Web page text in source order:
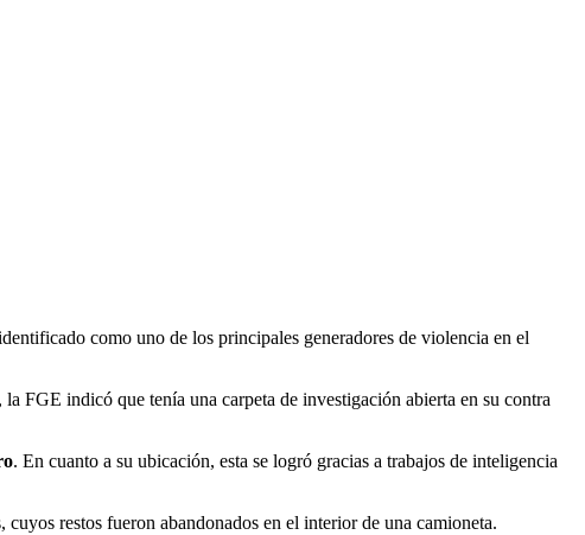
como uno de los principales generadores de violencia en el
FGE indicó que tenía una carpeta de investigación abierta en su contra
. En cuanto a su ubicación, esta se logró gracias a trabajos de inteligencia
restos fueron abandonados en el interior de una camioneta.